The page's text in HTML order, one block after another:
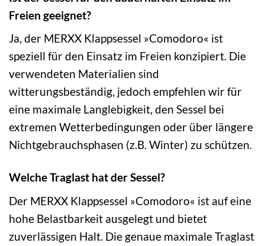
Freien geeignet?
Ja, der MERXX Klappsessel »Comodoro« ist
speziell für den Einsatz im Freien konzipiert. Die
verwendeten Materialien sind
witterungsbeständig, jedoch empfehlen wir für
eine maximale Langlebigkeit, den Sessel bei
extremen Wetterbedingungen oder über längere
Nichtgebrauchsphasen (z.B. Winter) zu schützen.
Welche Traglast hat der Sessel?
Der MERXX Klappsessel »Comodoro« ist auf eine
hohe Belastbarkeit ausgelegt und bietet
zuverlässigen Halt. Die genaue maximale Traglast